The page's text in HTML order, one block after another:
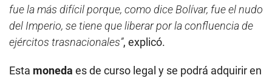
fue la más difícil porque, como dice Bolívar, fue el nudo
del Imperio, se tiene que liberar por la confluencia de
ejércitos trasnacionales”, explicó.
Esta moneda es de curso legal y se podrá adquirir en